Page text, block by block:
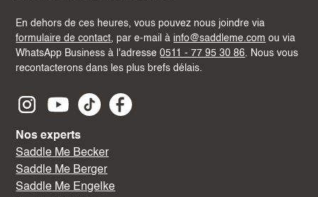
En dehors de ces heures, vous pouvez nous joindre via
formulaire de contact, par e-mail à info@saddleme.com ou via
WhatsApp Business à l'adresse0511 - 77 95 30 86. Nous vous
recontacterons dans les plus brefs délais.
Nos experts
Saddle Me Becker
Saddle Me Berger
Saddle Me Engelke